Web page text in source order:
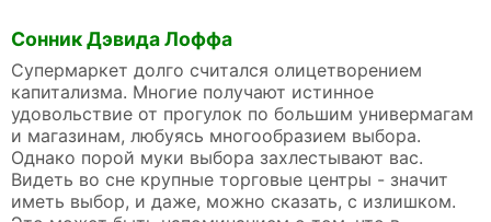
Сонник Дэвида Лоффа
Супермаркет долго считался олицетворением
капитализма. Многие получают истинное
удовольствие от прогулок по большим универмагам
и магазинам, любуясь многообразием выбора.
Однако порой муки выбора захлестывают вас.
Видеть во сне крупные торговые центры - значит
иметь выбор, и даже, можно сказать, с излишком.